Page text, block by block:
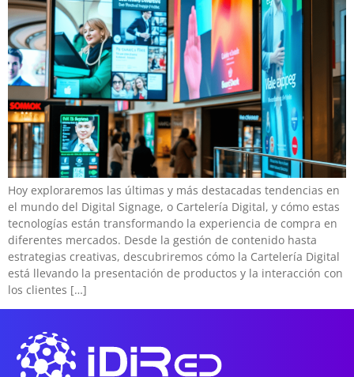
Hoy exploraremos las últimas y más destacadas tendencias en
el mundo del Digital Signage, o Cartelería Digital, y cómo estas
tecnologías están transformando la experiencia de compra en
diferentes mercados. Desde la gestión de contenido hasta
estrategias creativas, descubriremos cómo la Cartelería Digital
está llevando la presentación de productos y la interacción con
los clientes […]